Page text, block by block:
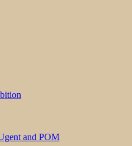
and POM